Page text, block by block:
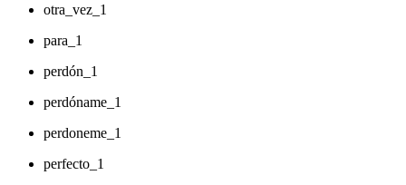
otra_vez_1
para_1
perdón_1
perdóname_1
perdoneme_1
perfecto_1